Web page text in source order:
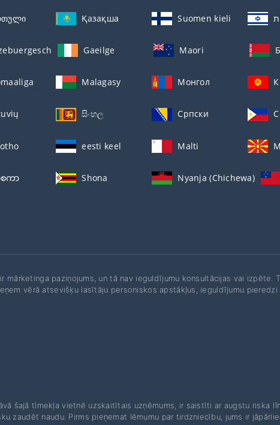
Қазақша Suomen kieli
Gaeilge Maori
Malagasy Монгол
සිංහල Српски
eesti keel Malti
စကာ Shona Nyanja (Chichewa)
mārketinga paziņojums, un tā nav ieguldījumu konsultācijas vai izpēte.
vērā atsevišķu lasītāju personiskos apstākļus, ieguldījumu
šajā tīmekļa vietnē uzskaitītais uzņēmums, ir saistīti ar augstu riska
zaudēt naudu. Pirms pieņemat lēmumu par tirdzniecību, jums ir